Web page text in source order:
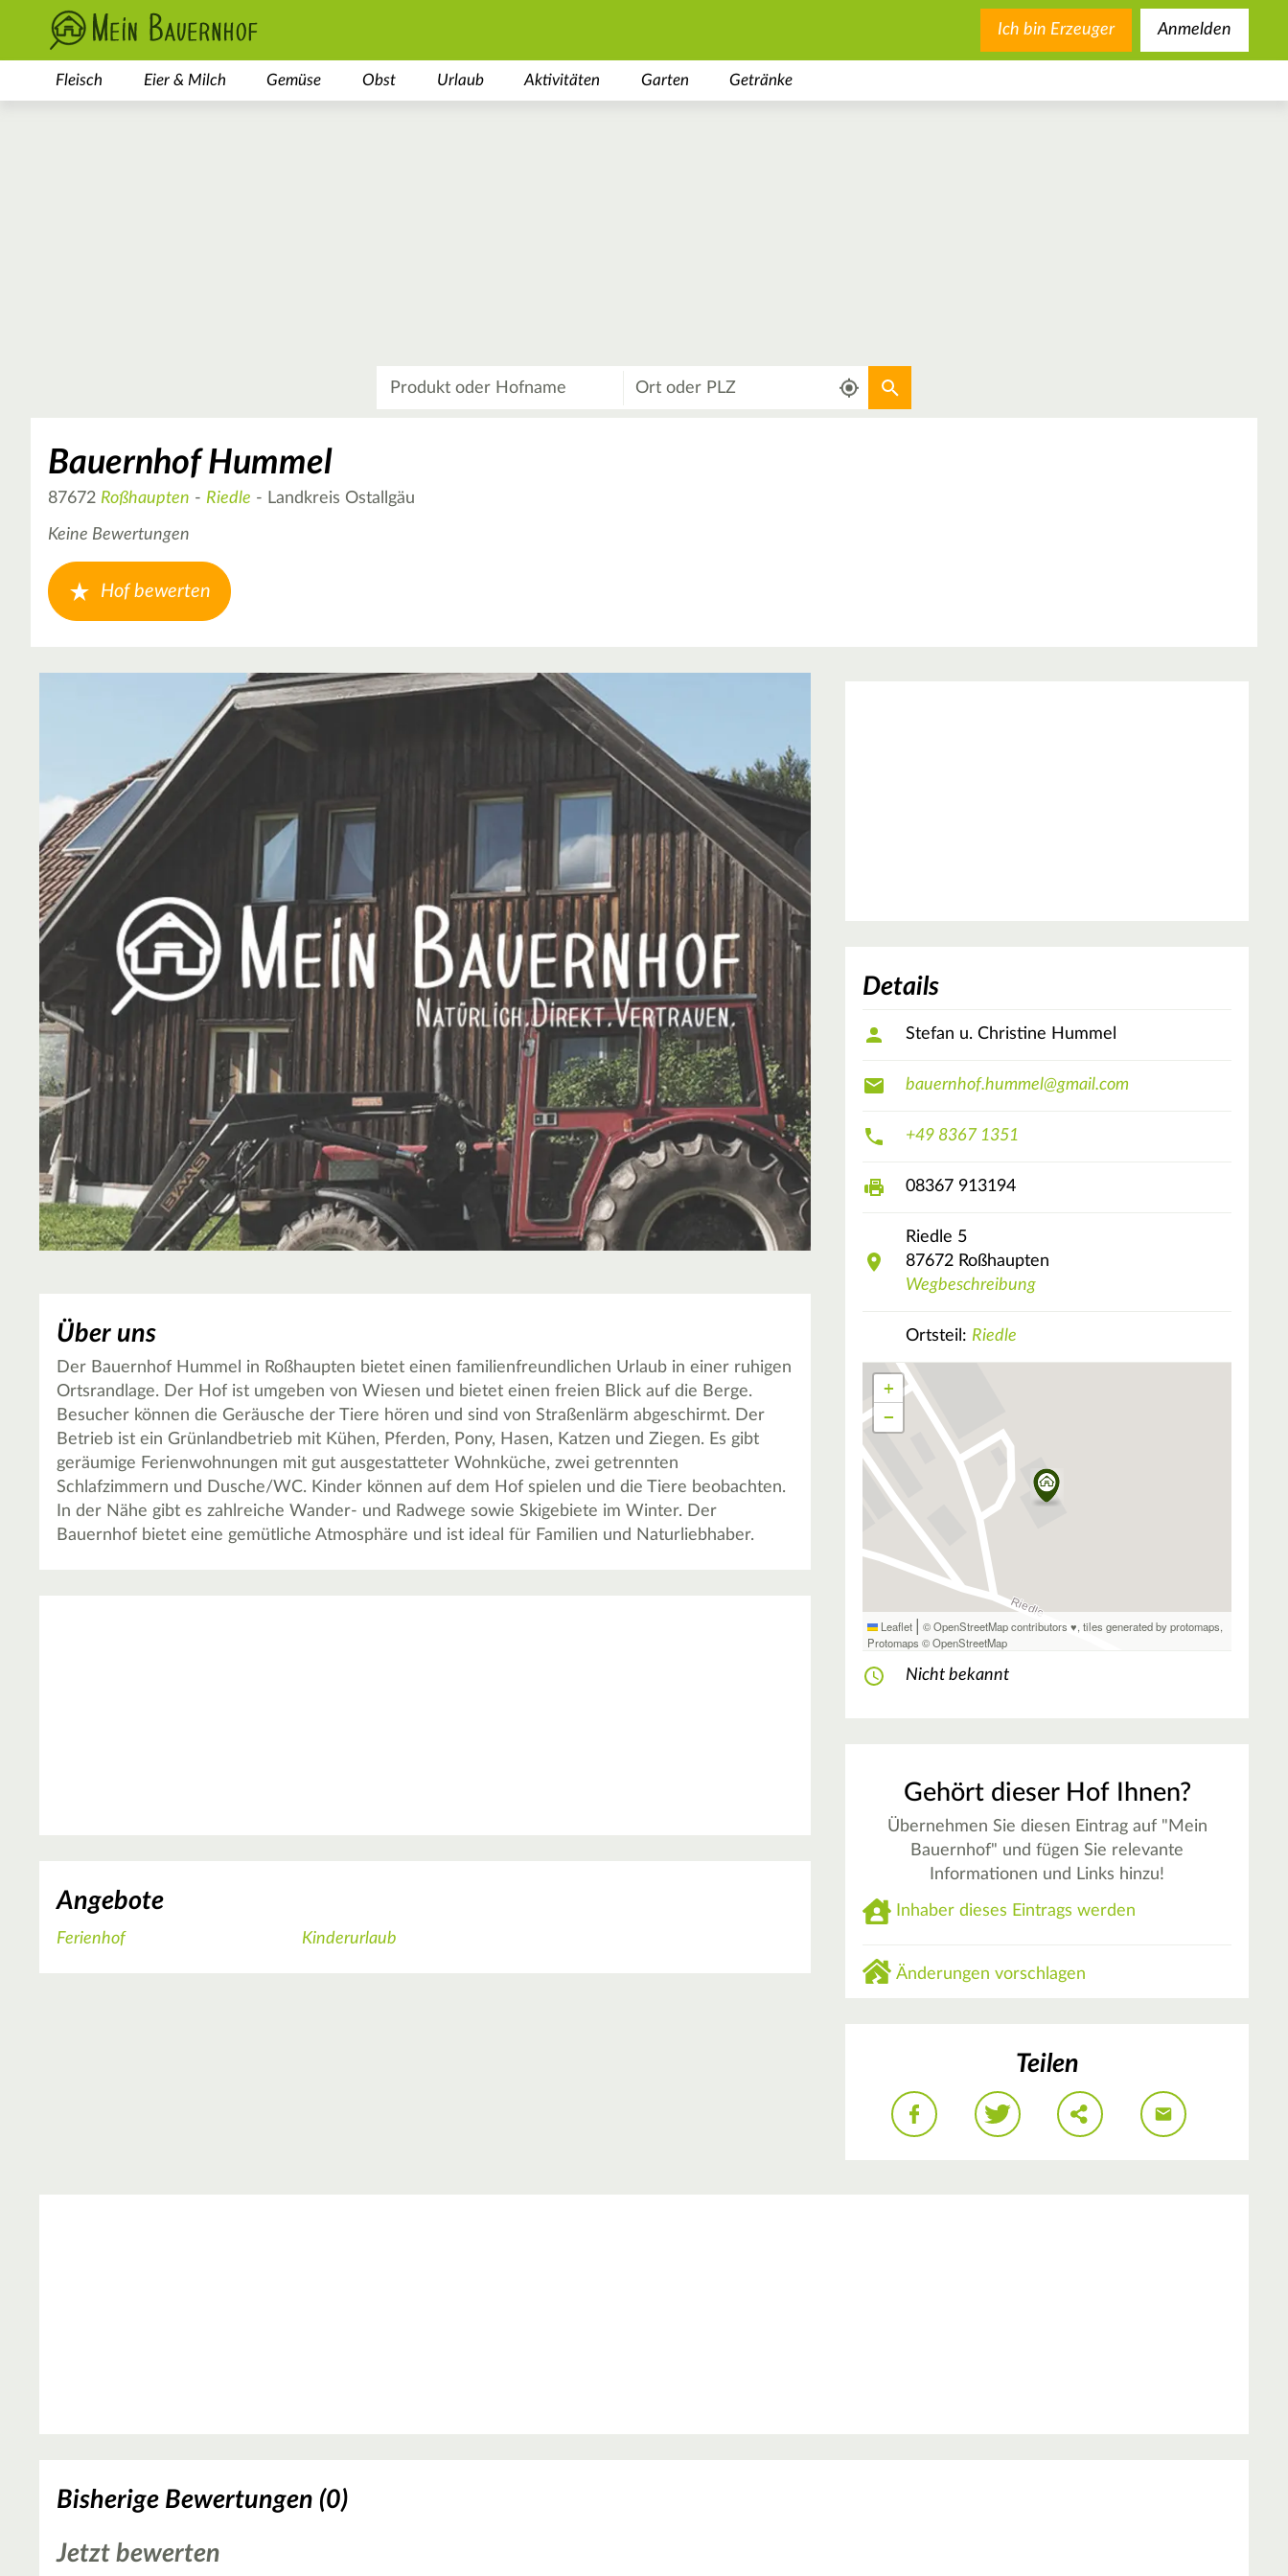
Ich bin Erzeuger Anmelden
Fleisch Eier & Milch Gemüse Obst Urlaub Aktivitäten Garten Getränke
Aktuellen Standort verwenden
Bauernhof Hummel
87672 Roßhaupten - Riedle - Landkreis Ostallgäu
Keine Bewertungen
Hof bewerten
Über uns
Der Bauernhof Hummel in Roßhaupten bietet einen familienfreundlichen Urlaub in einer ruhigen
Ortsrandlage. Der Hof ist umgeben von Wiesen und bietet einen freien Blick auf die Berge.
Besucher können die Geräusche der Tiere hören und sind von Straßenlärm abgeschirmt. Der
Betrieb ist ein Grünlandbetrieb mit Kühen, Pferden, Pony, Hasen, Katzen und Ziegen. Es gibt
geräumige Ferienwohnungen mit gut ausgestatteter Wohnküche, zwei getrennten
Schlafzimmern und Dusche/WC. Kinder können auf dem Hof spielen und die Tiere beobachten.
In der Nähe gibt es zahlreiche Wander- und Radwege sowie Skigebiete im Winter. Der
Bauernhof bietet eine gemütliche Atmosphäre und ist ideal für Familien und Naturliebhaber.
Angebote
Ferienhof Kinderurlaub
Details
Stefan u. Christine Hummel
bauernhof.hummel@gmail.com
+49 8367 1351
08367 913194
Riedle 5
87672 Roßhaupten
Wegbeschreibung
Ortsteil: Riedle
+
−
Leaflet | © OpenStreetMap contributors ♥,tiles generated by protomaps,
Protomaps ©OpenStreetMap
Nicht bekannt
Gehört dieser Hof Ihnen?
Übernehmen Sie diesen Eintrag auf "Mein
Bauernhof" und fügen Sie relevante
Informationen und Links hinzu!
Inhaber dieses Eintrags werden
Änderungen vorschlagen
Teilen
Bisherige Bewertungen (0)
Jetzt bewerten